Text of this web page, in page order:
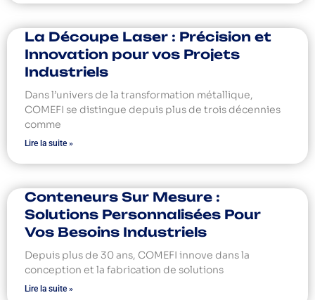
La Découpe Laser : Précision et
Innovation pour vos Projets
Industriels
Dans l’univers de la transformation métallique,
COMEFI se distingue depuis plus de trois décennies
comme
Lire la suite »
Conteneurs Sur Mesure :
Solutions Personnalisées Pour
Vos Besoins Industriels
Depuis plus de 30 ans, COMEFI innove dans la
conception et la fabrication de solutions
Lire la suite »